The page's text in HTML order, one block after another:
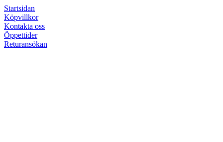
Startsidan
Köpvillkor
Kontakta oss
Öppettider
Returansökan